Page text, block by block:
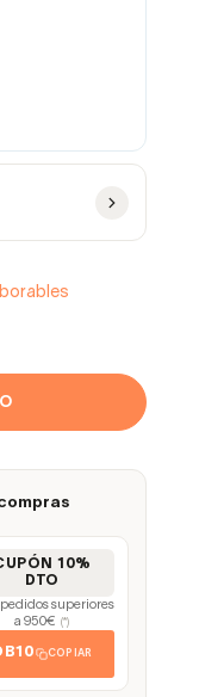
10%
DTO
superiores
a 950€
(*)
COPIAR